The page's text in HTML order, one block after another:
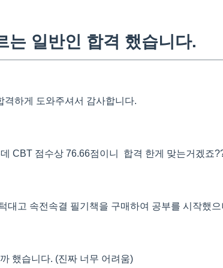
는 일반인 합격 했습니다.
격하게 도와주셔서 감사합니다.
CBT 점수상 76.66점이니 합격 한게 맞는거겠죠
대고 속전속결 필기책을 구매하여 공부를 시작했으
했습니다. (진짜 너무 어려움)